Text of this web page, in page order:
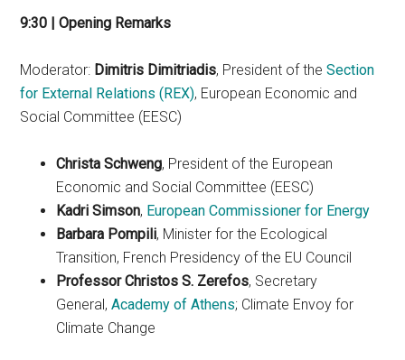
9:30 | Opening Remarks
Moderator: Dimitris Dimitriadis, President of theSection
for External Relations (REX), European Economic and
Social Committee (EESC)
Christa Schweng, President of the European
Economic and Social Committee (EESC)
Kadri Simson, European Commissioner for Energy
Barbara Pompili, Minister for the Ecological
Transition, French Presidency of the EU Council
Professor Christos S. Zerefos, Secretary
General,Academy of Athens; Climate Envoy for
Climate Change